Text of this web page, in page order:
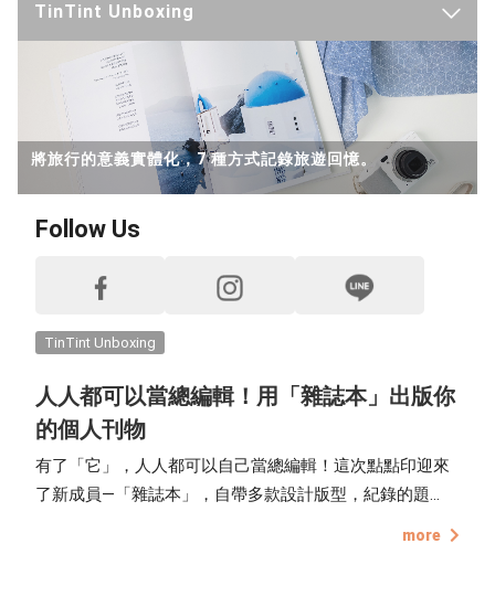
TinTint Unboxing
TinTint News
Handmade Classroom
Recommended Projects
Life Inspirations
How to Take Photos
Editing Tips
Exclusive Interview
TinTint Bookstore Interview
將旅行的意義實體化，7 種方式記錄旅遊回憶。
Follow Us
TinTint Unboxing
人人都可以當總編輯！用「雜誌本」出版你
的個人刊物
有了「它」，人人都可以自己當總編輯！這次點點印迎來
了新成員—「雜誌本」，自帶多款設計版型，紀錄的題
more